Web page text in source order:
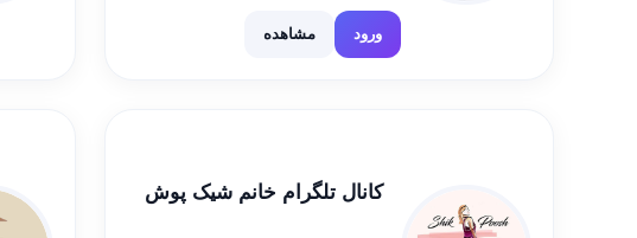
ماست 😍
ورود مشاهده
کانال تلگرام خانم شیک پوش